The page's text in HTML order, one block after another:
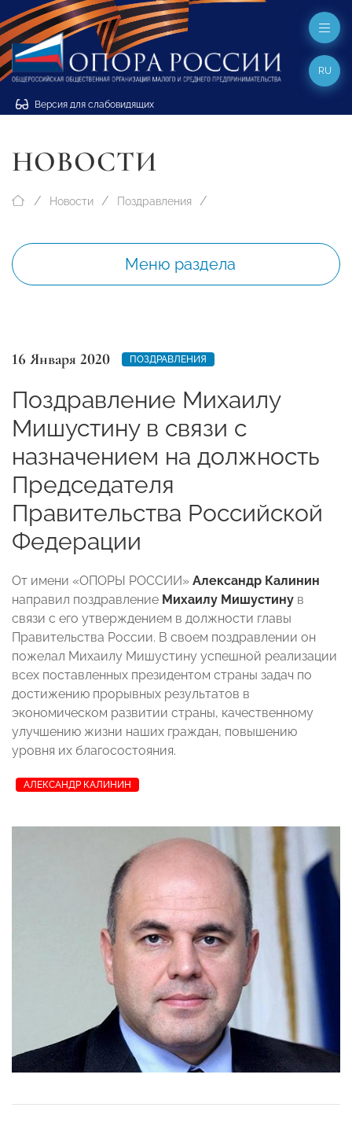
Версия для слабовидящих
RU
НОВОСТИ
Новости Поздравления
Меню раздела
16 Января 2020 ПОЗДРАВЛЕНИЯ
Поздравление Михаилу
Мишустину в связи с
назначением на должность
Председателя
Правительства Российской
Федерации
От имени «ОПОРЫ РОССИИ» Александр Калинин
направил поздравление Михаилу Мишустину в
связи с его утверждением в должности главы
Правительства России. В своем поздравлении он
пожелал Михаилу Мишустину успешной реализации
всех поставленных президентом страны задач по
достижению прорывных результатов в
экономическом развитии страны, качественному
улучшению жизни наших граждан, повышению
уровня их благосостояния.
АЛЕКСАНДР КАЛИНИН